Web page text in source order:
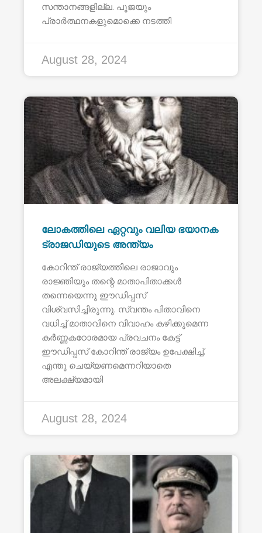
സന്താനങ്ങളില്ല. പൂജയും
പ്രാർത്ഥനകളുമൊക്കെ നടത്തി
August 28, 2024
ലോകത്തിലെ ഏറ്റവും വലിയ ഭയാനക
ട്രാജഡിയുടെ അന്ത്യം
കോറിന്ത് രാജ്യത്തിലെ രാജാവും
രാജ്ഞിയും തന്റെ മാതാപിതാക്കൾ
തന്നെയെന്നു ഈഡിപ്പസ്
വിശ്വസിച്ചിരുന്നു. സ്വന്തം പിതാവിനെ
വധിച്ച് മാതാവിനെ വിവാഹം കഴിക്കുമെന്ന
കർണ്ണകഠോരമായ പ്രവചനം കേട്ട്
ഈഡിപ്പസ് കോറിന്ത് രാജ്യം ഉപേക്ഷിച്ച്.
എന്തു ചെയ്യണമെന്നറിയാതെ
അലക്ഷ്യമായി
August 28, 2024